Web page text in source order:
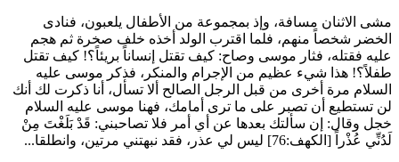
مشى الاثنان مسافة، وإذ بمجموعة من الأطفال يلعبون، فنادى
الخضر شخصاً منهم، فلما اقترب الولد أخذه خلف صخرة ثم هجم
عليه فقتله، فثار موسى وصاح: كيف تقتل إنساناً بريئاً؟! كيف تقتل
طفلاً؟! هذا شيء عظيم من الإجرام والمنكر، فذكر موسى عليه
السلام مرة أخرى من قبل الرجل الصالح ألا تسأل، أنا ذكرت لك أنك
لن تستطيع أن تصبر على ما ترى أمامك، فهنا موسى عليه السلام
خجل وقال: إن سألتك بعدها عن أي أمر فلا تصاحبني: قَدْ بَلَغْتَ مِنْ
لَدُنِّي عُذْراً
[الكهف:76] ليس لي عذر، فقد نبهتني مرتين، وانطلقا...